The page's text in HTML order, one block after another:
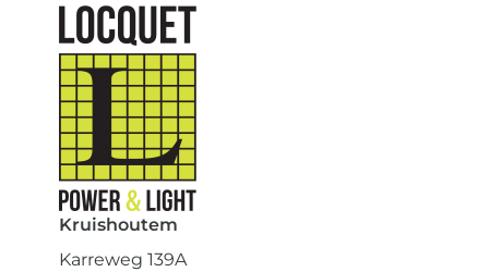
Kruishoutem
Karreweg 139A